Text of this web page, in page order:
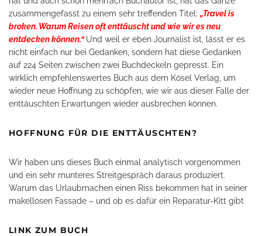
zusammengefasst zu einem sehr treffenden Titel: „Travel is
broken. Warum Reisen oft enttäuscht und wie wir es neu
entdecken können.“ Und weil er eben Journalist ist, lässt er es
nicht einfach nur bei Gedanken, sondern hat diese Gedanken
auf 224 Seiten zwischen zwei Buchdeckeln gepresst. Ein
wirklich empfehlenswertes Buch aus dem Kösel Verlag, um
wieder neue Hoffnung zu schöpfen, wie wir aus dieser Falle der
enttäuschten Erwartungen wieder ausbrechen können.
HOFFNUNG FÜR DIE ENTTÄUSCHTEN?
Wir haben uns dieses Buch einmal analytisch vorgenommen
und ein sehr munteres Streitgespräch daraus produziert.
Warum das Urlaubmachen einen Riss bekommen hat in seiner
makellosen Fassade – und ob es dafür ein Reparatur-Kitt gibt
LINK ZUM BUCH